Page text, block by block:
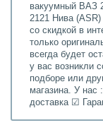
вакуумный ВАЗ
2121 Нива
со скидкой в
только
всегда будет
у вас возникли
подборе или
магазина. У
доставка ☑